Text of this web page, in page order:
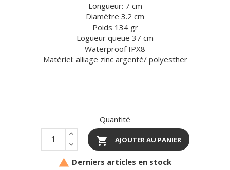
Longueur: 7 cm
Diamètre 3.2 cm
Poids 134 gr
Logueur queue 37 cm
Waterproof IPX8
Matériel: alliage zinc argenté/ polyesther
Quantité
 AJOUTER AU PANIER
 Derniers articles en stock